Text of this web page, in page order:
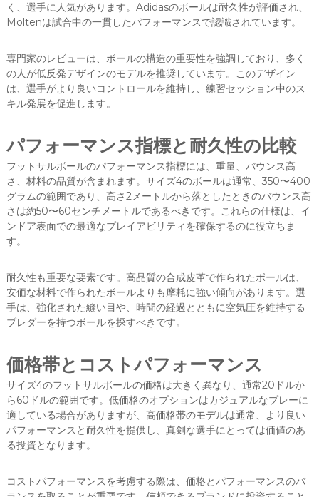
く、選手に人気があります。Adidasのボールは耐久性が評価され、
Moltenは試合中の一貫したパフォーマンスで認識されています。
専門家のレビューは、ボールの構造の重要性を強調しており、多く
の人が低反発デザインのモデルを推奨しています。このデザイン
は、選手がより良いコントロールを維持し、練習セッション中のス
キル発展を促進します。
パフォーマンス指標と耐久性の比較
フットサルボールのパフォーマンス指標には、重量、バウンス高
さ、材料の品質が含まれます。サイズ4のボールは通常、350〜400
グラムの範囲であり、高さ2メートルから落としたときのバウンス高
さは約50〜60センチメートルであるべきです。これらの仕様は、イ
ンドア表面での最適なプレイアビリティを確保するのに役立ちま
す。
耐久性も重要な要素です。高品質の合成皮革で作られたボールは、
安価な材料で作られたボールよりも摩耗に強い傾向があります。選
手は、強化された縫い目や、時間の経過とともに空気圧を維持する
ブレダーを持つボールを探すべきです。
価格帯とコストパフォーマンス
サイズ4のフットサルボールの価格は大きく異なり、通常20ドルか
ら60ドルの範囲です。低価格のオプションはカジュアルなプレーに
適している場合がありますが、高価格帯のモデルは通常、より良い
パフォーマンスと耐久性を提供し、真剣な選手にとっては価値のあ
る投資となります。
コストパフォーマンスを考慮する際は、価格とパフォーマンスのバ